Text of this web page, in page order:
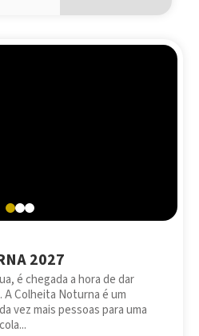
2027
é chegada a hora de dar
Colheita Noturna é um
vez mais pessoas para uma